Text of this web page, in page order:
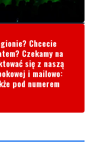
Chcecie
Czekamy na
się z naszą
i mailowo:
pod numerem